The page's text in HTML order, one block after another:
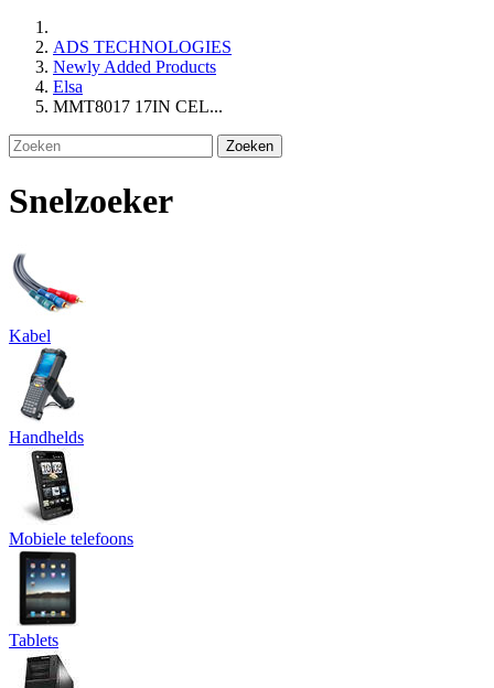
ADS TECHNOLOGIES
Newly Added Products
Elsa
MMT8017 17IN CEL...
Zoeken
Snelzoeker
Kabel
Handhelds
Mobiele telefoons
Tablets